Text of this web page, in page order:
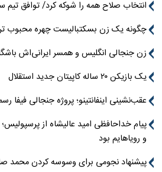
انتخاب صلاح همه را شوکه کرد/ توافق تیم
چگونه یک زن بسکتبالیست چهره محبوب
زن جنجالی انگلیس و همسر ایرانی‌اش
یک بازیکن ۲۰ ساله کاپیتان جدید استقلال
عقب‌نشینی اینفانتینو؛ پروژه جنجالی
پیام خداحافظی امید عالیشاه از
و رویاهایم بود
پیشنهاد نجومی برای وسوسه کردن محمد